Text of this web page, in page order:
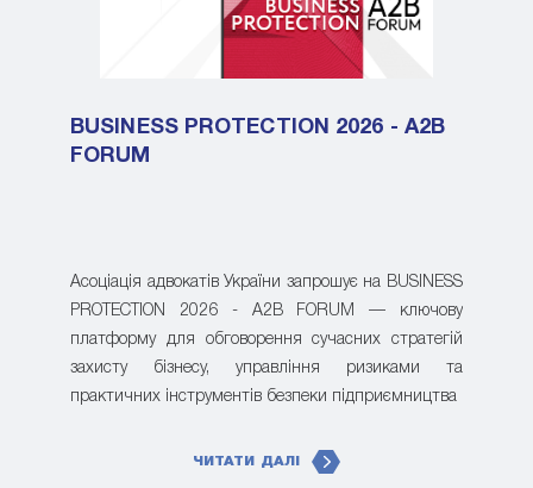
BUSINESS PROTECTION 2026 - A2B
FORUM
Асоціація адвокатів України запрошує на BUSINESS
PROTECTION 2026 - A2B FORUM — ключову
платформу для обговорення сучасних стратегій
захисту бізнесу, управління ризиками та
практичних інструментів безпеки підприємництва
ЧИТАТИ ДАЛІ